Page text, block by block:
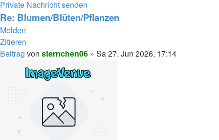
Private Nachricht senden
Re: Blumen/Blüten/Pflanzen
Melden
Zitieren
Beitrag von sternchen06 » Sa 27. Jun 2026, 17:14